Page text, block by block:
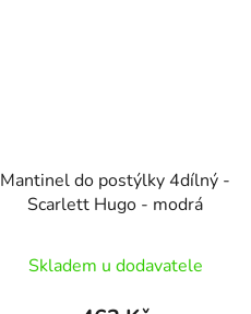
Mantinel do postýlky 4dílný -
Scarlett Hugo - modrá
Skladem u dodavatele